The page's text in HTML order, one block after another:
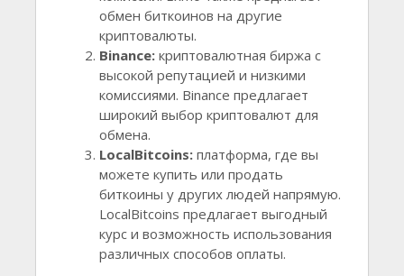
обмен биткоинов на другие
криптовалюты.
Binance: криптовалютная биржа с
высокой репутацией и низкими
комиссиями. Binance предлагает
широкий выбор криптовалют для
обмена.
LocalBitcoins: платформа, где вы
можете купить или продать
биткоины у других людей напрямую.
LocalBitcoins предлагает выгодный
курс и возможность использования
различных способов оплаты.